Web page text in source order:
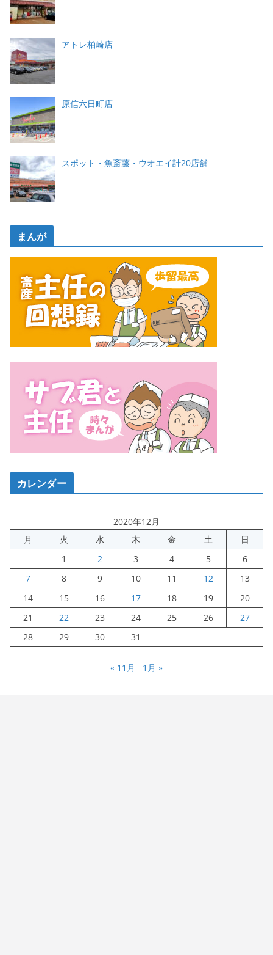
アトレ柏崎店
原信六日町店
スポット・魚斎藤・ウオエイ計20店舗
まんが
カレンダー
2020年12月
月
火 水 木 金 土
日
1
2 3 4 5
6
7
8 9 10 11 12
13
14
15 16 17 18 19
20
21
22 23 24 25 26
27
28
29 30 31
« 11月 1月 »